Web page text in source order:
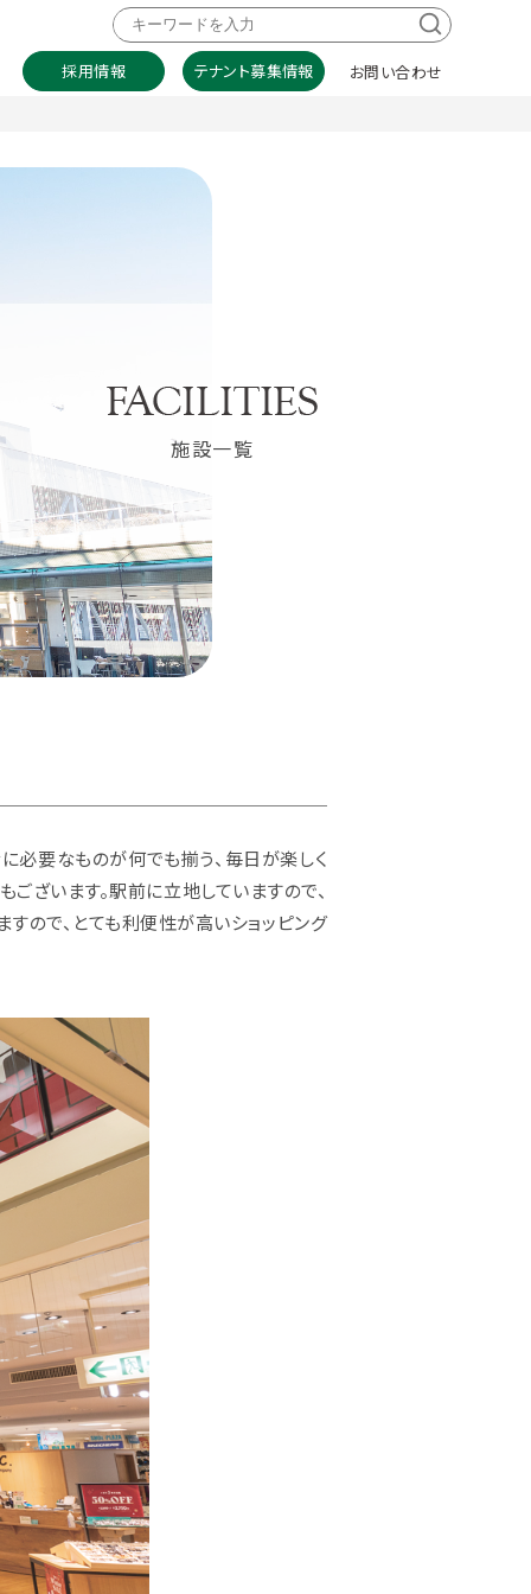
採用情報 テナント募集情報 お問い合わせ
施設一覧
必要なものが何でも揃う、毎日が楽しく
ございます。駅前に立地していますので、
ので、とても利便性が高いショッピング